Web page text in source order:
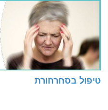
טיפול בסחרחורת